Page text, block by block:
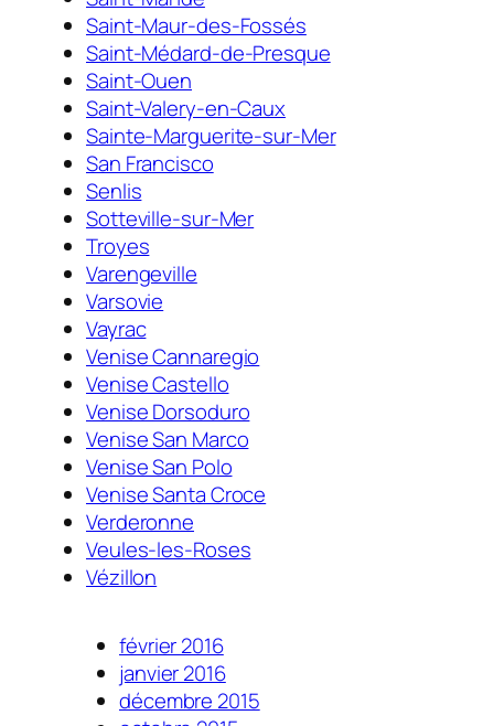
Saint-Maur-des-Fossés
Saint-Médard-de-Presque
Saint-Ouen
Saint-Valery-en-Caux
Sainte-Marguerite-sur-Mer
San Francisco
Senlis
Sotteville-sur-Mer
Troyes
Varengeville
Varsovie
Vayrac
Venise Cannaregio
Venise Castello
Venise Dorsoduro
Venise San Marco
Venise San Polo
Venise Santa Croce
Verderonne
Veules-les-Roses
Vézillon
février 2016
janvier 2016
décembre 2015